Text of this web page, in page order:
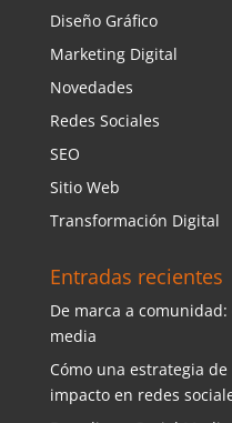
Diseño Gráfico
Marketing Digital
Novedades
Redes Sociales
SEO
Sitio Web
Transformación Digital
Entradas recientes
De marca a
media
Cómo una estrategia
impacto en redes